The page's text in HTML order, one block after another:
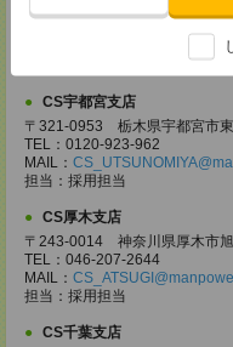
〒370-0831 群馬県高崎市あ
CS宇都宮支店
〒321-0953 栃木県宇都宮市
TEL：0120-923-962
MAIL：
担当：採用担当
CS厚木支店
〒243-0014 神奈川県厚木市
TEL：046-207-2644
MAIL：
担当：採用担当
CS千葉支店